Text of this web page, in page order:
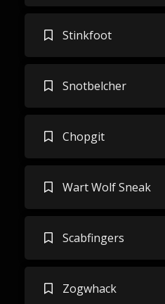
Stinkfoot
Snotbelcher
Chopgit
Wart Wolf Sneak
Scabfingers
Zogwhack